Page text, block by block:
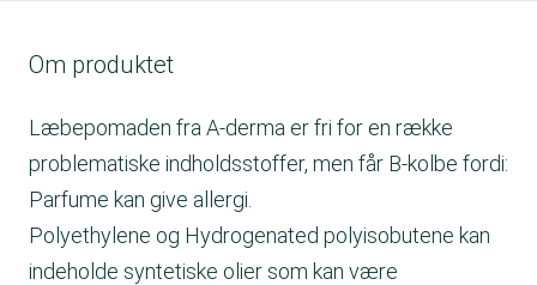
Om produktet
Læbepomaden fra A-derma er fri for en række
problematiske indholdsstoffer, men får B-kolbe fordi:
Parfume kan give allergi.
Polyethylene og Hydrogenated polyisobutene kan
indeholde syntetiske olier som kan være